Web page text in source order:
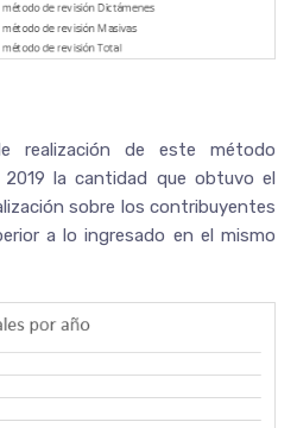
realización de este método
la cantidad que obtuvo el
sobre los contribuyentes
a lo ingresado en el mismo